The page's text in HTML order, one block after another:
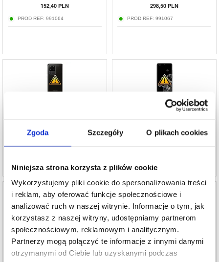
Zgoda Szczegóły O plikach cookies
Niniejsza strona korzysta z plików cookie
Wykorzystujemy pliki cookie do spersonalizowania treści
i reklam, aby oferować funkcje społecznościowe i
analizować ruch w naszej witrynie. Informacje o tym, jak
korzystasz z naszej witryny, udostępniamy partnerom
społecznościowym, reklamowym i analitycznym.
Partnerzy mogą połączyć te informacje z innymi danymi
otrzymanymi od Ciebie lub uzyskanymi podczas
152,40 PLN
PROD REF: 991064
298,50 PLN
PROD REF: 991067
185,71 PLN
Naprawa Głośnika Dzwonka Samsung Galaxy
242,10 PLN
Naprawa LCD i Ekranu Dotykowego
Samsung Galaxy S20 Ultra 5G
958,80 PLN
Naprawa Szkło Obiektywu Samsung Galaxy
S20 Ultra 5G
168,69 PLN